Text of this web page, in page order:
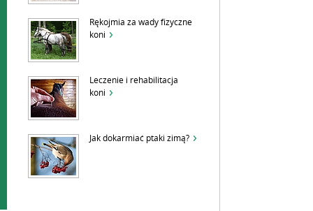
Rękojmia za wady fizyczne
koni
Leczenie i rehabilitacja
koni
Jak dokarmiać ptaki zimą?